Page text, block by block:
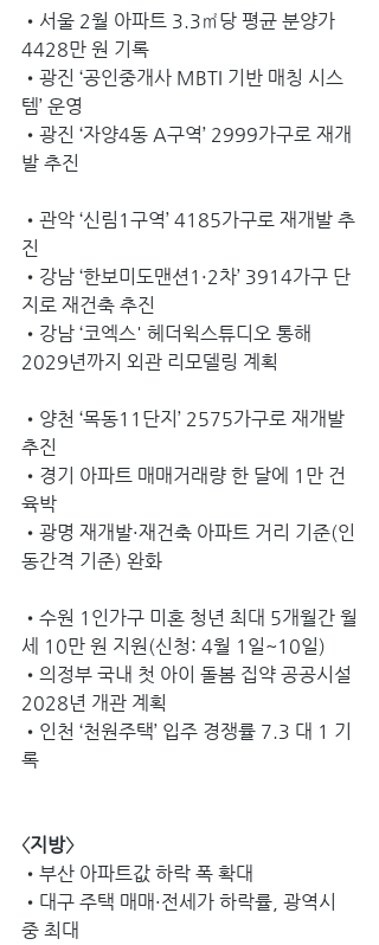
•서울 2월 아파트 3.3㎡당 평균 분양가
4428만 원 기록
•광진 ‘공인중개사 MBTI 기반 매칭 시스
템’ 운영
•광진 ‘자양4동 A구역’ 2999가구로 재개
발 추진
•관악 ‘신림1구역’ 4185가구로 재개발 추
진
•강남 ‘한보미도맨션1·2차’ 3914가구 단
지로 재건축 추진
•강남 ‘코엑스' 헤더윅스튜디오 통해
2029년까지 외관 리모델링 계획
•양천 ‘목동11단지’ 2575가구로 재개발
추진
•경기 아파트 매매거래량 한 달에 1만 건
육박
•광명 재개발·재건축 아파트 거리 기준(인
동간격 기준) 완화
•수원 1인가구 미혼 청년 최대 5개월간 월
세 10만 원 지원(신청: 4월 1일~10일)
•의정부 국내 첫 아이 돌봄 집약 공공시설
2028년 개관 계획
•인천 ‘천원주택’ 입주 경쟁률 7.3 대 1 기
록
〈지방〉
•부산 아파트값 하락 폭 확대
•대구 주택 매매·전세가 하락률, 광역시
중 최대